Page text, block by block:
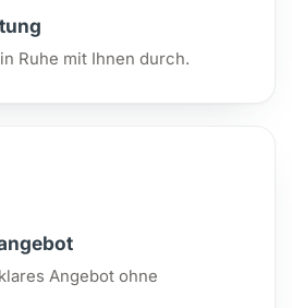
Ruhe mit Ihnen durch.
Angebot ohne